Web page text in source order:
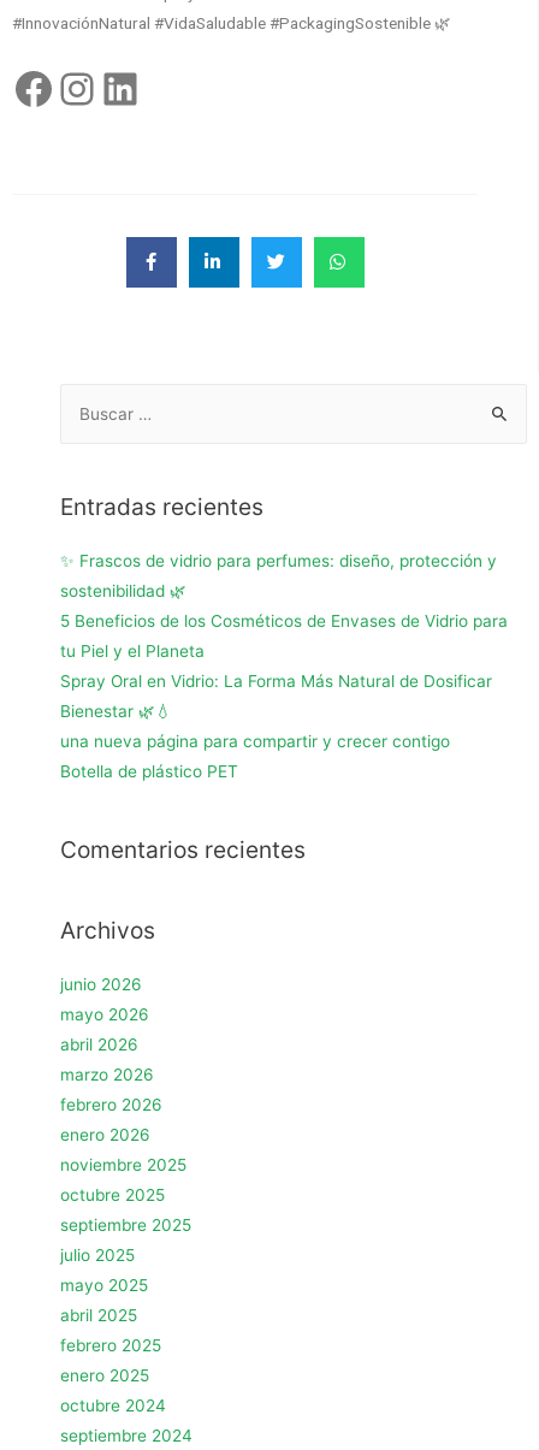
#InnovaciónNatural #VidaSaludable #PackagingSostenible 🌿
Entradas recientes
✨ Frascos de vidrio para perfumes: diseño, protección y
sostenibilidad 🌿
5 Beneficios de los Cosméticos de Envases de Vidrio para
tu Piel y el Planeta
Spray Oral en Vidrio: La Forma Más Natural de Dosificar
Bienestar 🌿💧
una nueva página para compartir y crecer contigo
Botella de plástico PET
Comentarios recientes
Archivos
junio 2026
mayo 2026
abril 2026
marzo 2026
febrero 2026
enero 2026
noviembre 2025
octubre 2025
septiembre 2025
julio 2025
mayo 2025
abril 2025
febrero 2025
enero 2025
octubre 2024
septiembre 2024